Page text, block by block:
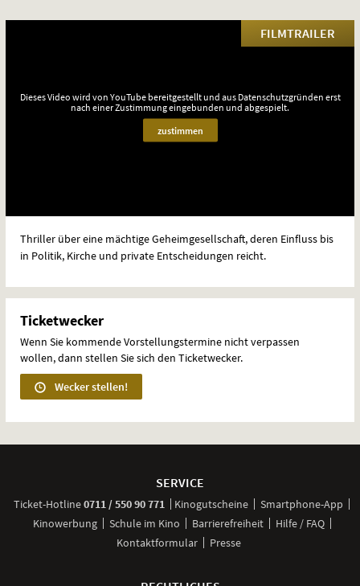
FILMTRAILER
Dieses Video wird von YouTube bereitgestellt und aus Datenschutzgründen erst
nach einer Zustimmung eingebunden und abgespielt.
zustimmen
Thriller über eine mächtige Geheimgesellschaft, deren Einfluss bis
in Politik, Kirche und private Entscheidungen reicht.
Ticketwecker
Wenn Sie kommende Vorstellungstermine nicht verpassen
wollen, dann stellen Sie sich den Ticketwecker.
Wecker stellen!
SERVICE
Ticket-Hotline0711 / 550 90 771 anrufen
Kinogutscheine
Smartphone-App
Kinowerbung
Schule im Kino Barrierefreiheit
Hilfe / FAQ
Kontaktformular
Presse